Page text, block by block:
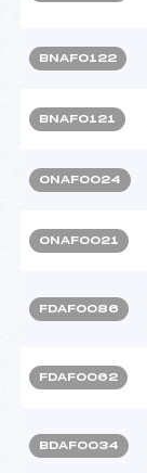
BNAF0122
BNAF0121
ONAF0024
ONAF0021
FDAF0086
FDAF0062
BDAF0034